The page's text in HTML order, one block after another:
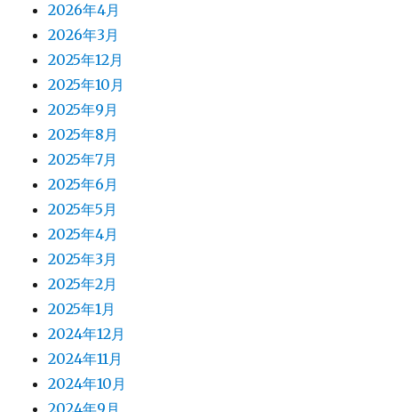
2026年4月
2026年3月
2025年12月
2025年10月
2025年9月
2025年8月
2025年7月
2025年6月
2025年5月
2025年4月
2025年3月
2025年2月
2025年1月
2024年12月
2024年11月
2024年10月